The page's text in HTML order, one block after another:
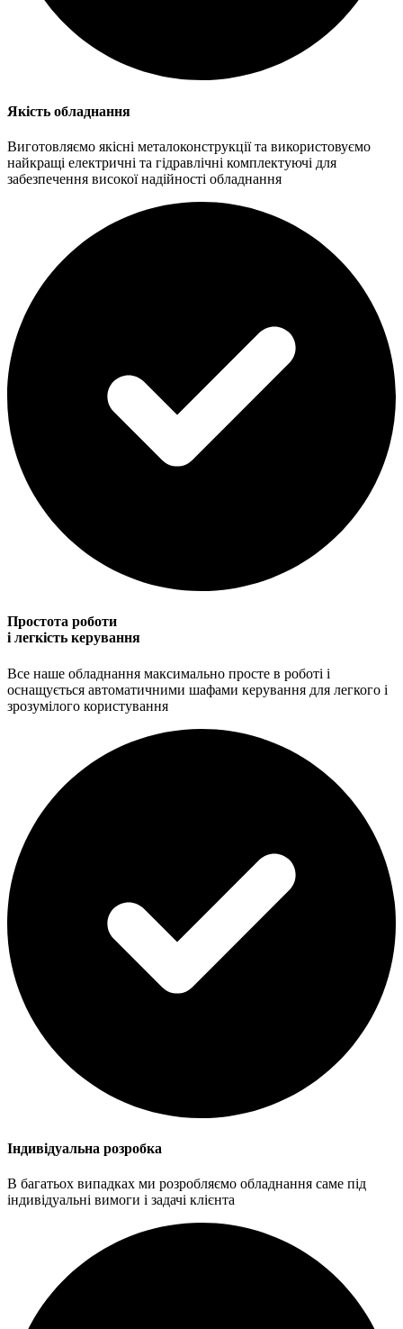
Якість обладнання
Виготовляємо якісні металоконструкції та використовуємо
найкращі електричні та гідравлічні комплектуючі для
забезпечення високої надійності обладнання
Простота роботи
і легкість керування
Все наше обладнання максимально просте в роботі і
оснащується автоматичними шафами керування для легкого і
зрозумілого користування
Індивідуальна розробка
В багатьох випадках ми розробляємо обладнання саме під
індивідуальні вимоги і задачі клієнта